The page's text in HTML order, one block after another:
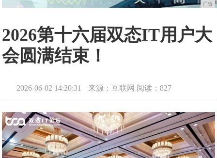
广告
2026第十六届双态IT用户大
会圆满结束！
2026-06-02 14:20:31 来源：互联网 阅读：827